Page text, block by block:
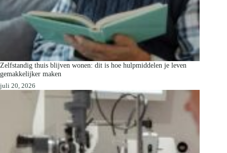
Zelfstandig thuis blijven wonen: dit is hoe hulpmiddelen je leven
gemakkelijker maken
juli 20, 2026